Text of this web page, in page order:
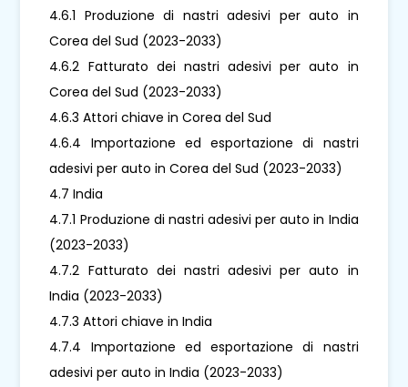
4.6.1 Produzione di nastri adesivi per auto in
Corea del Sud (2023-2033)
4.6.2 Fatturato dei nastri adesivi per auto in
Corea del Sud (2023-2033)
4.6.3 Attori chiave in Corea del Sud
4.6.4 Importazione ed esportazione di nastri
adesivi per auto in Corea del Sud (2023-2033)
4.7 India
4.7.1 Produzione di nastri adesivi per auto in India
(2023-2033)
4.7.2 Fatturato dei nastri adesivi per auto in
India (2023-2033)
4.7.3 Attori chiave in India
4.7.4 Importazione ed esportazione di nastri
adesivi per auto in India (2023-2033)